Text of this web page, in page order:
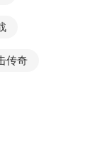
传奇